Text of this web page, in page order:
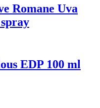
Romane Uva
EDP 100 ml